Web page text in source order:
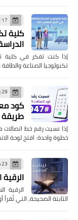
17 أبريل 2026
كلية
إذا كنت تفكر في كلية
تكنولوجيا الصناعة
29 يونيو 2026
إذا نسيت رقم خط
خطوة واحدة: افتح لوحة
23 مايو 2026
الرقية
الثابتة الصحيحة، التي